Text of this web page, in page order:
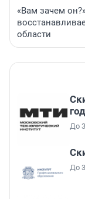
«Вам зачем
области
До
До